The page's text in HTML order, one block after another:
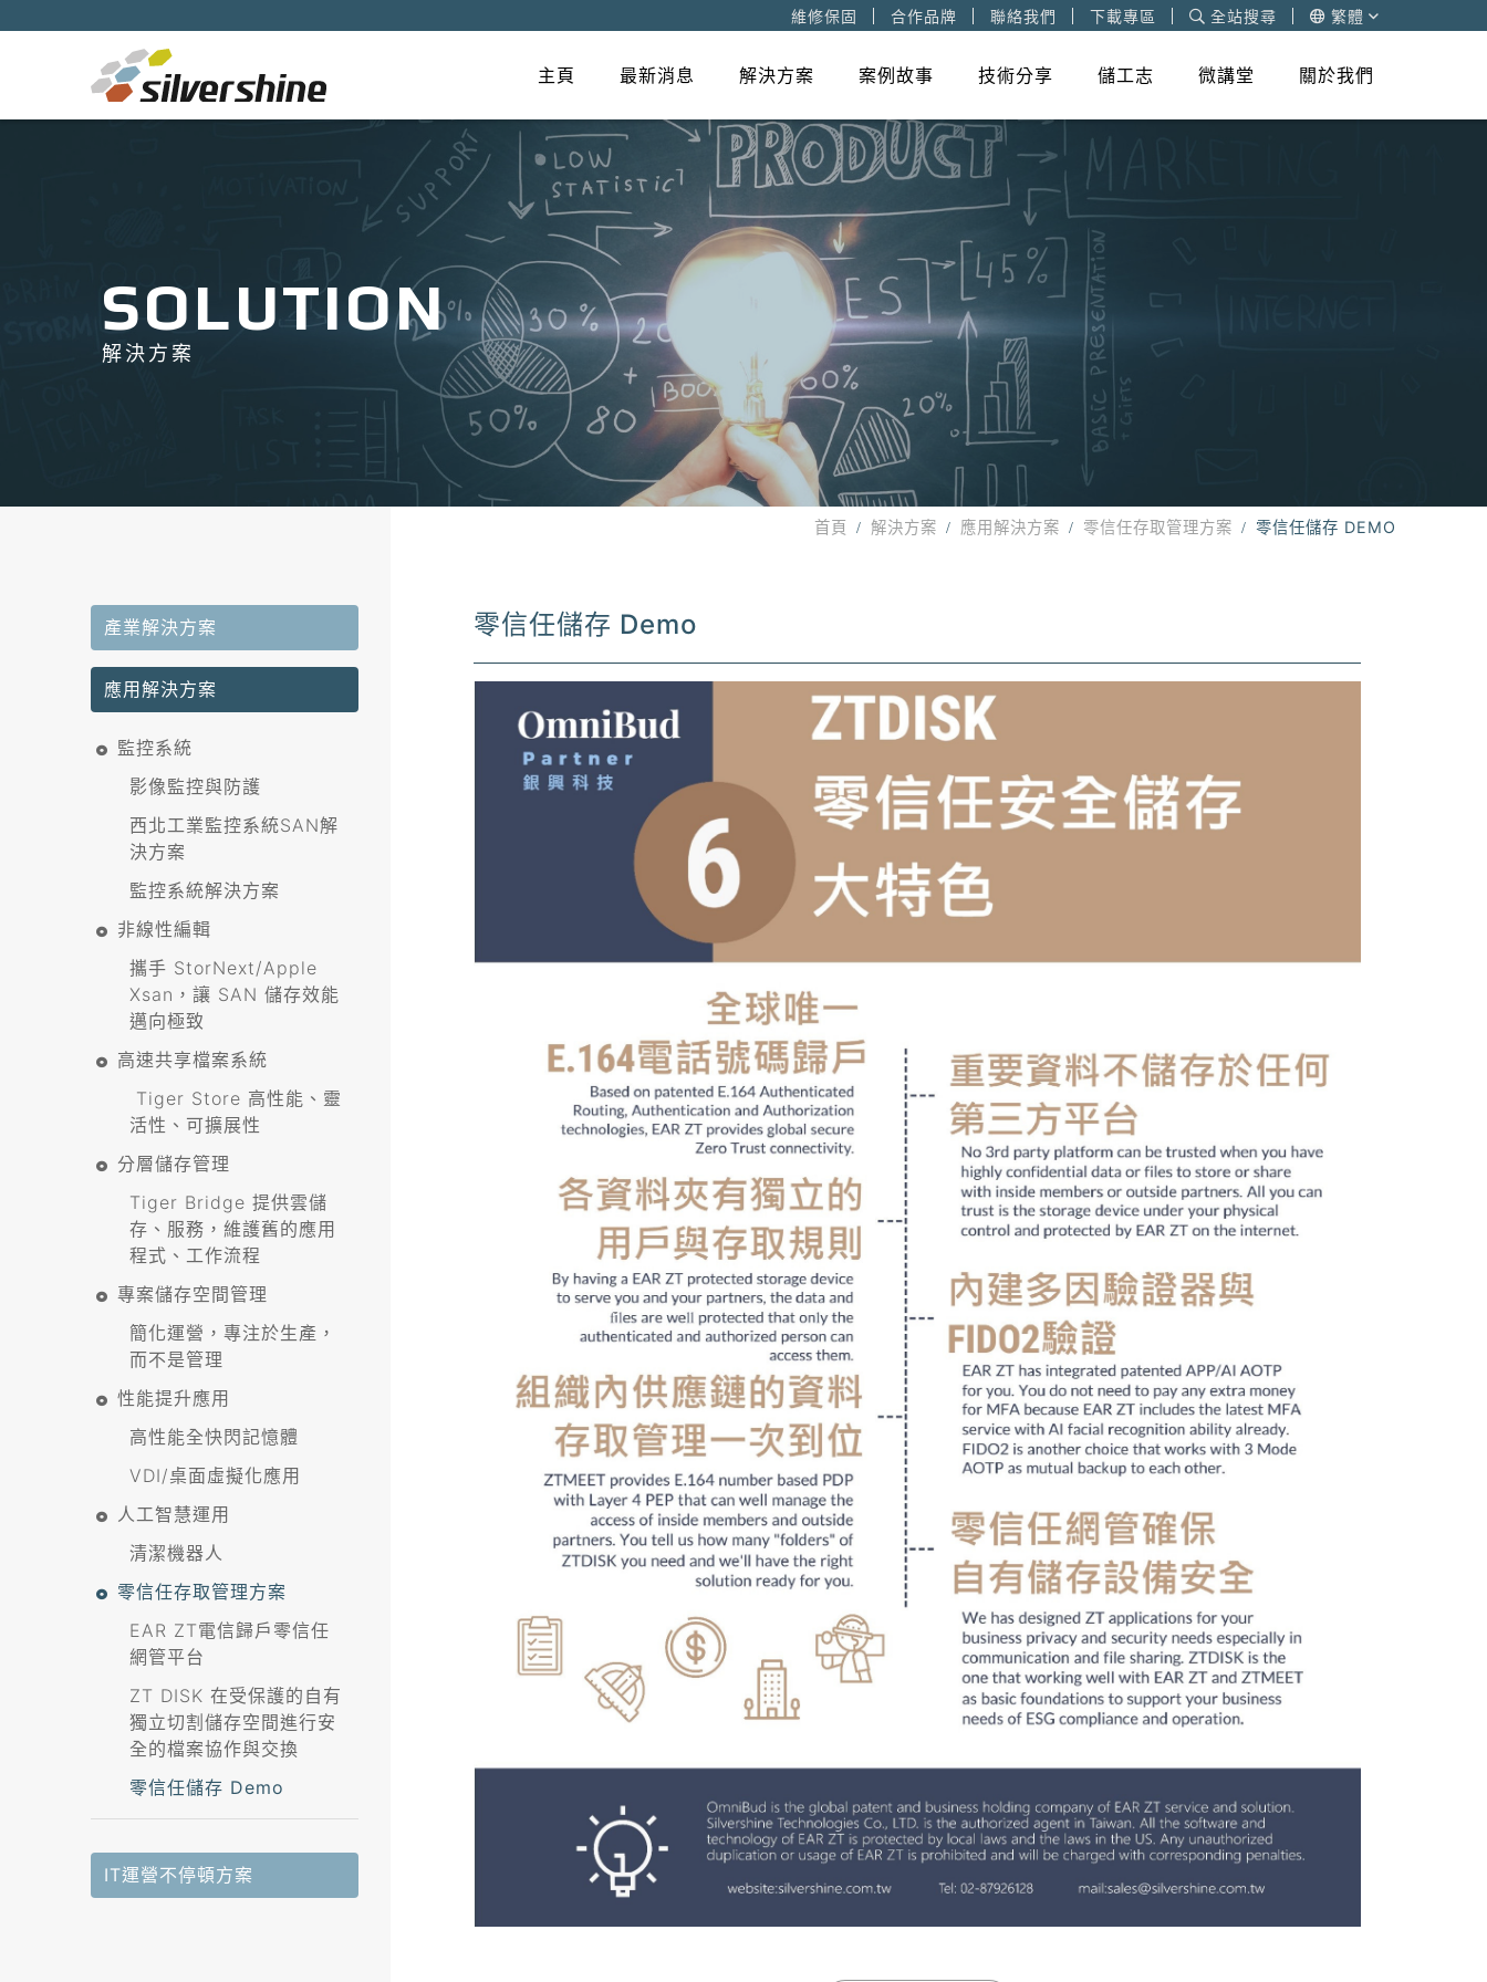
維修保固 合作品牌 聯絡我們 下載專區 全站搜尋 繁體
主頁 最新消息 解決方案 案例故事 技術分享 儲工志 微講堂 關於我們
SOLUTION
解決方案
首頁 解決方案 應用解決方案 零信任存取管理方案 零信任儲存 DEMO
產業解決方案
應用解決方案
監控系統
影像監控與防護
西北工業監控系統SAN解
決方案
監控系統解決方案
非線性編輯
攜手 StorNext/Apple
Xsan，讓 SAN 儲存效能
邁向極致
高速共享檔案系統
Tiger Store 高性能、靈
活性、可擴展性
分層儲存管理
Tiger Bridge 提供雲儲
存、服務，維護舊的應用
程式、工作流程
專案儲存空間管理
簡化運營，專注於生產，
而不是管理
性能提升應用
高性能全快閃記憶體
VDI/桌面虛擬化應用
人工智慧運用
清潔機器人
零信任存取管理方案
EAR ZT電信歸戶零信任
網管平台
ZT DISK 在受保護的自有
獨立切割儲存空間進行安
全的檔案協作與交換
零信任儲存 Demo
IT運營不停頓方案
零信任儲存 Demo